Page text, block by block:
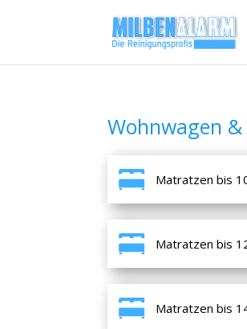
Wohnwagen
Matratzen bis
Matratzen bis
Matratzen bis